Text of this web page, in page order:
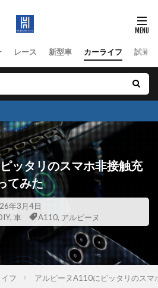
レース 新型車 カーライフ 試乗
ッタリのスマホ非接触充
てみた
年3月4日
, 車 A110, アルピーヌ
フ アルピーヌA110にピッタリのス